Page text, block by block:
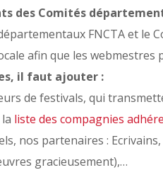
des Comités
FNCTA et le
afin que les
il faut ajouter :
de festivals, qui
liste des compagnies
nos partenaires :
gracieusement),…